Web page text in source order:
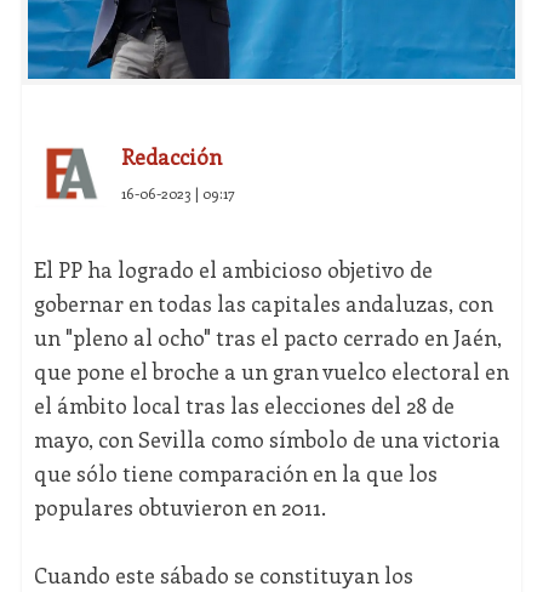
Redacción
16-06-2023 | 09:17
El PP ha logrado el ambicioso objetivo de
gobernar en todas las capitales andaluzas, con
un "pleno al ocho" tras el pacto cerrado en Jaén,
que pone el broche a un gran vuelco electoral en
el ámbito local tras las elecciones del 28 de
mayo, con Sevilla como símbolo de una victoria
que sólo tiene comparación en la que los
populares obtuvieron en 2011.
Cuando este sábado se constituyan los